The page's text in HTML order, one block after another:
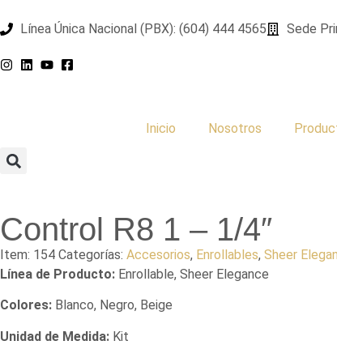
Línea Única Nacional (PBX): (604) 444 4565 Sede
Inicio Nosotros
Control R8 1 – 1/4″
Item: 154 Categorías: Accesorios, Enrollables, Sheer
Línea de Producto: Enrollable, Sheer Elegance
Colores: Blanco, Negro, Beige
Unidad de Medida: Kit